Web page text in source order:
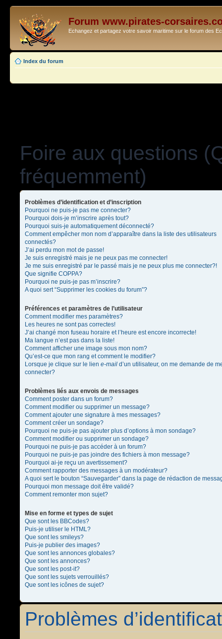
Forum www.pirates-
Echangez et partagez votre savoir maritime sur le forum des
Index du forum
Foire aux questions
fréquemment)
Problèmes d’identification et d’inscription
Pourquoi ne puis-je pas me connecter?
Pourquoi dois-je m’inscrire après tout?
Pourquoi suis-je automatiquement déconnecté?
Comment empêcher mon nom d’apparaître dans la liste des utilisateurs
connectés?
J’ai perdu mon mot de passe!
Je suis enregistré mais je ne peux pas me connecter!
Je me suis enregistré par le passé mais je ne peux plus me connecter?!
Que signifie COPPA?
Pourquoi ne puis-je pas m’inscrire?
A quoi sert “Supprimer les cookies du forum”?
Préférences et paramètres de l’utilisateur
Comment modifier mes paramètres?
Les heures ne sont pas correctes!
J’ai changé mon fuseau horaire et l’heure est encore incorrecte!
Ma langue n’est pas dans la liste!
Comment afficher une image sous mon nom?
Qu’est-ce que mon rang et comment le modifier?
Lorsque je clique sur le lien e-mail d’un utilisateur, on me demande de
connecter?
Problèmes liés aux envois de messages
Comment poster dans un forum?
Comment modifier ou supprimer un message?
Comment ajouter une signature à mes messages?
Comment créer un sondage?
Pourquoi ne puis-je pas ajouter plus d’options à mon sondage?
Comment modifier ou supprimer un sondage?
Pourquoi ne puis-je pas accéder à un forum?
Pourquoi ne puis-je pas joindre des fichiers à mon message?
Pourquoi ai-je reçu un avertissement?
Comment rapporter des messages à un modérateur?
A quoi sert le bouton “Sauvegarder” dans la page de rédaction de
Pourquoi mon message doit être validé?
Comment remonter mon sujet?
Mise en forme et types de sujet
Que sont les BBCodes?
Puis-je utiliser le HTML?
Que sont les smileys?
Puis-je publier des images?
Que sont les annonces globales?
Que sont les annonces?
Que sont les post-it?
Que sont les sujets verrouillés?
Que sont les icônes de sujet?
Problèmes